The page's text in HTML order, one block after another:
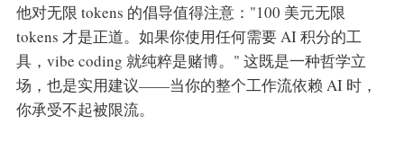
他对无限 tokens 的倡导值得注意："100 美元无限
tokens 才是正道。如果你使用任何需要 AI 积分的工
具，vibe coding 就纯粹是赌博。" 这既是一种哲学立
场，也是实用建议——当你的整个工作流依赖 AI 时，
你承受不起被限流。